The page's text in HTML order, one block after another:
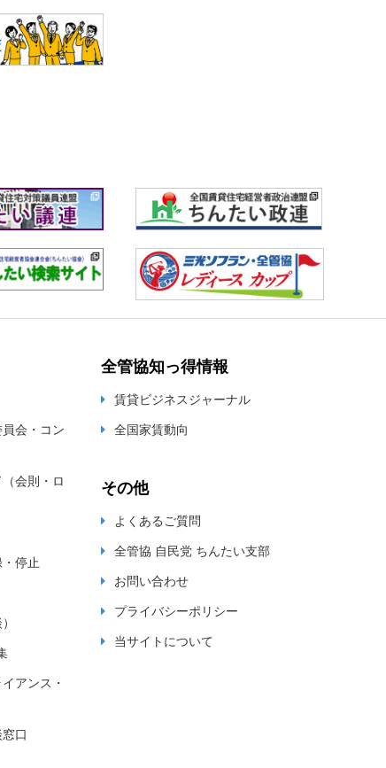
会・コン
会則・ロ
停止
アンス・
口
全管協知っ得情報
賃貸ビジネスジャーナル
全国家賃動向
その他
よくあるご質問
全管協 自民党 ちんたい支部
お問い合わせ
プライバシーポリシー
当サイトについて